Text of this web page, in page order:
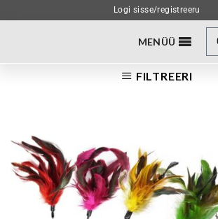
Logi sisse/registreeru
MENÜÜ
FILTREERI